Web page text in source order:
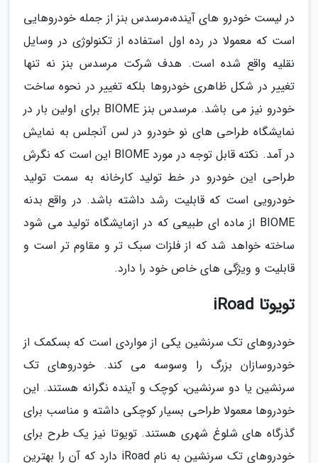
در لیست خودرو های آینده،مرسدس بنز از جمله خودروهایی
است که معمولا در رده اول استفاده از تکنولوژی در وسایل
نقلیه واقع شده است. هدف شرکت مرسدس بنز نه تنها
تغییر در شکل ظاهری خودروها بلکه تغییر در نحوه ساخت
خودرو نیز می باشد. مرسدس بنز BIOME برای اولین بار در
نمایشگاه طراحی های نو خودرو در لس آنجلس به نمایش
در آمد. نکته قابل توجه در مورد BIOME این است که نگرش
طراحی این خودرو در خط تولید کارخانه به سمت تولید
خودرویی است که قابلیت رشد داشته باشد. در واقع بدنه
BIOME از ماده ای طبیعی که در ازمایشگاه تولید می شود
ساخته خواهد شد که از فلزات سبک تر و مقاوم تر است و
قابلیت و ویژگی های خاص خود را دارد.
تویوتا iRoad
خودروهای تک سرنشین یکی از مواردی است که بسکمک از
خودروسازان بزرگ را وسوسه می کند. خودروهای تک
سرنشین یا دو سرنشین، کوچک و آینده نگرانه هستند. این
خودروها معمولا طراحی بسیار کوچکی داشته و مناسب برای
گذرگاه های شلوغ شهری هستند. تویوتا نیز یک طرح برای
خودروهای تک سرنشین به نام iRoad دارد که آن را بهترین